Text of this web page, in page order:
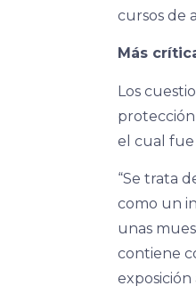
cursos de
Más
Los
el cual
“Se trata
como un
unas
contiene
exposición